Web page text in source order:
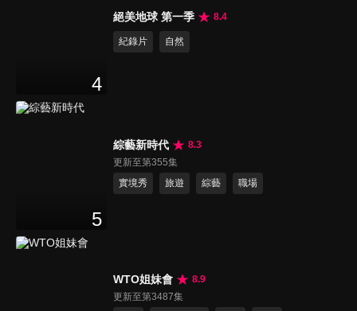
4
絕美地球 第一季 8.4
紀錄片 自然
5
綜藝新時代
8.3
更新至第355集
實境秀
旅遊 綜藝 職場
WTO姐妹會
8.9
更新至第3487集